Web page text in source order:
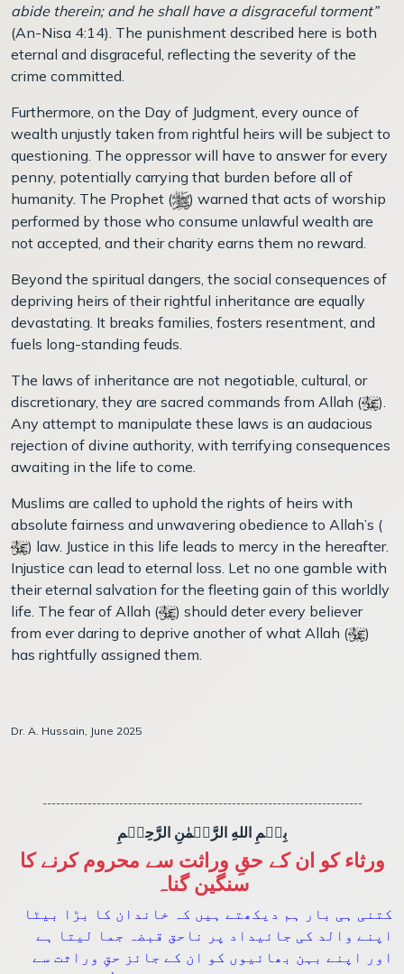
abide therein; and he shall have a disgraceful torment”
(An-Nisa 4:14). The punishment described here is both
eternal and disgraceful, reflecting the severity of the
crime committed.
Furthermore, on the Day of Judgment, every ounce of
wealth unjustly taken from rightful heirs will be subject to
questioning. The oppressor will have to answer for every
penny, potentially carrying that burden before all of
humanity. The Prophet (
) warned that acts of worship
performed by those who consume unlawful wealth are
not accepted, and their charity earns them no reward.
Beyond the spiritual dangers, the social consequences of
depriving heirs of their rightful inheritance are equally
devastating. It breaks families, fosters resentment, and
fuels long-standing feuds.
The laws of inheritance are not negotiable, cultural, or
discretionary, they are sacred commands from Allah (
).
Any attempt to manipulate these laws is an audacious
rejection of divine authority, with terrifying consequences
awaiting in the life to come.
Muslims are called to uphold the rights of heirs with
absolute fairness and unwavering obedience to Allah’s (
) law. Justice in this life leads to mercy in the hereafter.
Injustice can lead to eternal loss. Let no one gamble with
their eternal salvation for the fleeting gain of this worldly
life. The fear of Allah (
) should deter every believer
from ever daring to deprive another of what Allah (
)
has rightfully assigned them.
Dr. A. Hussain, June 2025
-----------------------------------------------------------------------
بِسۡمِ اللهِ الرَّحۡمٰنِ الرَّحِيۡمِ
ورثاء کو ان کے حقِ وراثت سے محروم کرنے کا
سنگین گناہ
کتنی ہی بار ہم دیکھتے ہیں کہ خاندان کا بڑا بیٹا
اپنے والد کی جائیداد پر ناحق قبضہ جما لیتا ہے
اور اپنے بہن بھائیوں کو ان کے جائز حقِ وراثت سے